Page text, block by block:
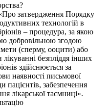
затвердження Порядку
технологій в
– процедура, за якою
добровільною згодою
(сперму, ооцити) або
безпліддя інших
здійснюється за
наявності письмової
пацієнтів, забезпечення
лікарської таємниці».